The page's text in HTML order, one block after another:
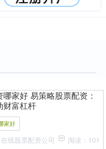
哪家好 易策略股票配资：
财富杠杆
家好
线股票配资公司 阅读：101